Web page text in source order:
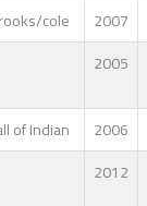
cole 2007
2005
of Indian 2006
2012